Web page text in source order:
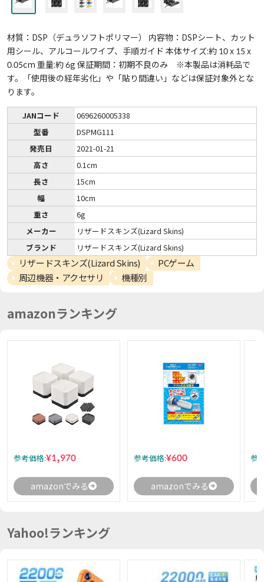
材質：DSP（デュラソフトポリマー） 内容物：DSPシート、カット
用シール、アルコールワイプ、手順ガイド 本体サイズ:約 10 x 15 x
0.05cm 重量:約 6g 保証期間：初期不良のみ ※本製品は消耗品で
す。「使用後の経年劣化」や「貼り間違い」などは保証対象外とな
ります。
JANコード
0696260005338
型番
DSPMG111
発売日
2021-01-21
高さ
0.1cm
長さ
15cm
幅
10cm
重さ
6g
メーカー
リザードスキンズ(Lizard Skins)
ブランド
リザードスキンズ(Lizard Skins)
リザードスキンズ(Lizard Skins)
PCゲーム
周辺機器・アクセサリ
機種別
amazonランキング
参考価格:¥1,970
amazonでみる
参考価格:¥600
amazonでみる
参
Yahoo!ランキング